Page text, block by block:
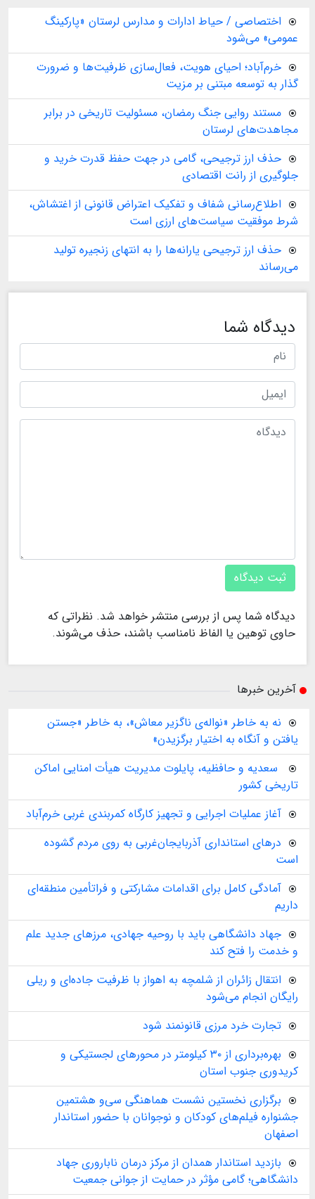
اختصاصی / حیاط ادارات و مدارس لرستان «پارکینگ
عمومی» می‌شود
خرم‌آباد؛ احیای هویت، فعال‌سازی ظرفیت‌ها و ضرورت
گذار به توسعه مبتنی بر مزیت
مستند روایی جنگ رمضان، مسئولیت تاریخی در برابر
مجاهدت‌های لرستان
حذف ارز ترجیحی، گامی در جهت حفظ قدرت خرید و
جلوگیری از رانت اقتصادی
اطلاع‌رسانی شفاف و تفکیک اعتراض قانونی از اغتشاش،
شرط موفقیت سیاست‌های ارزی است
حذف ارز ترجیحی یارانه‌ها را به انتهای زنجیره تولید
می‌رساند
دیدگاه شما
ثبت دیدگاه
دیدگاه شما پس از بررسی منتشر خواهد شد. نظراتی که
حاوی توهین یا الفاظ نامناسب باشند، حذف می‌شوند.
آخرین خبرها
نه به خاطر «نواله‌ی ناگزیر معاش»، به خاطر «جستن
یافتن و آنگاه به اختیار برگزیدن»
️ سعدیه و حافظیه، پایلوت مدیریت هیأت امنایی اماکن
تاریخی کشور
آغاز عملیات اجرایی و تجهیز کارگاه کمربندی غربی خرم‌آباد
درهای استانداری آذربایجان‌غربی به روی مردم گشوده
است
آمادگی کامل برای اقدامات مشارکتی و فراتأمین منطقه‌ای
داریم
جهاد دانشگاهی باید با روحیه جهادی، مرزهای جدید علم
و خدمت را فتح کند
انتقال زائران از شلمچه به اهواز با ظرفیت جاده‌ای و ریلی
رایگان انجام می‌شود
تجارت خرد مرزی قانونمند شود
بهره‌برداری از ۳۰ کیلومتر در محورهای لجستیکی و
کریدوری جنوب استان
برگزاری نخستین نشست هماهنگی سی‌و هشتمین
جشنواره فیلم‌های کودکان و نوجوانان با حضور استاندار
اصفهان
بازدید استاندار همدان از مرکز درمان ناباروری جهاد
دانشگاهی؛ گامی مؤثر در حمایت از جوانی جمعیت